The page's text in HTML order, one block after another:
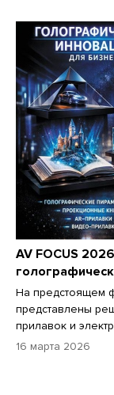
AV FOCUS
На предстоящем
представлены
прилавок и
16 марта 2026